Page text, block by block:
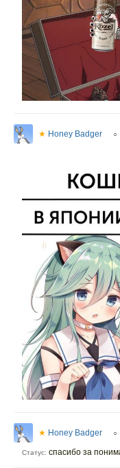
★ Honey Badger ○
★ Honey Badger ○
Статус: спасибо за